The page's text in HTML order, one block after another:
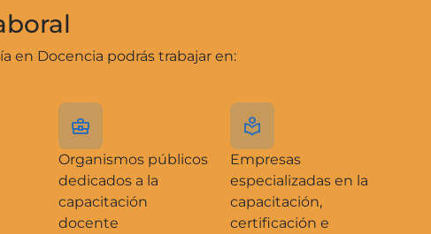
en Docencia podrás trabajar en:
Organismos públicos
dedicados a la
capacitación
docente
Empresas
especializadas en la
capacitación,
certificación e